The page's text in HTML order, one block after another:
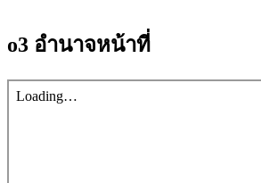
o3 อำนาจหน้าที่